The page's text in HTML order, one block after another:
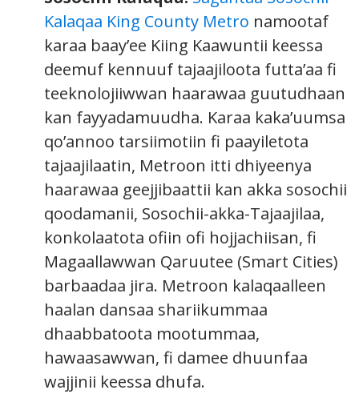
Kalaqaa King County Metro namootaf
karaa baay’ee Kiing Kaawuntii keessa
deemuf kennuuf tajaajiloota futta’aa fi
teeknolojiiwwan haarawaa guutudhaan
kan fayyadamuudha. Karaa kaka’uumsa
qo’annoo tarsiimotiin fi paayiletota
tajaajilaatin, Metroon itti dhiyeenya
haarawaa geejjibaattii kan akka sosochii
qoodamanii, Sosochii-akka-Tajaajilaa,
konkolaatota ofiin ofi hojjachiisan, fi
Magaallawwan Qaruutee (Smart Cities)
barbaadaa jira. Metroon kalaqaalleen
haalan dansaa shariikummaa
dhaabbatoota mootummaa,
hawaasawwan, fi damee dhuunfaa
wajjinii keessa dhufa.